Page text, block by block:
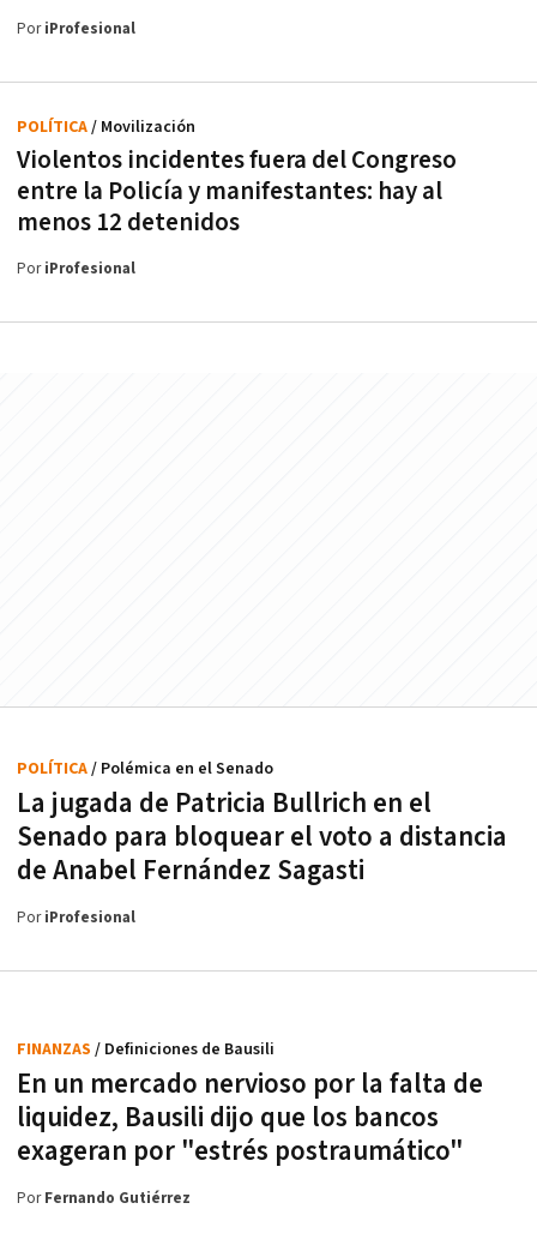
PoriProfesional
Violentos incidentes fuera del Congreso
entre la Policía y manifestantes: hay al
menos 12 detenidos
POLÍTICA/ Movilización
PoriProfesional
La jugada de Patricia Bullrich en el
Senado para bloquear el voto a distancia
de Anabel Fernández Sagasti
POLÍTICA/ Polémica en el Senado
PoriProfesional
En un mercado nervioso por la falta de
liquidez, Bausili dijo que los bancos
exageran por "estrés postraumático"
FINANZAS / Definiciones de Bausili
PorFernando Gutiérrez